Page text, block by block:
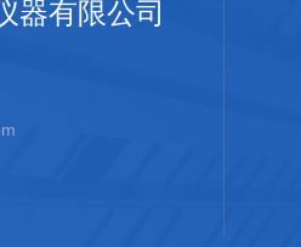
器有限公司